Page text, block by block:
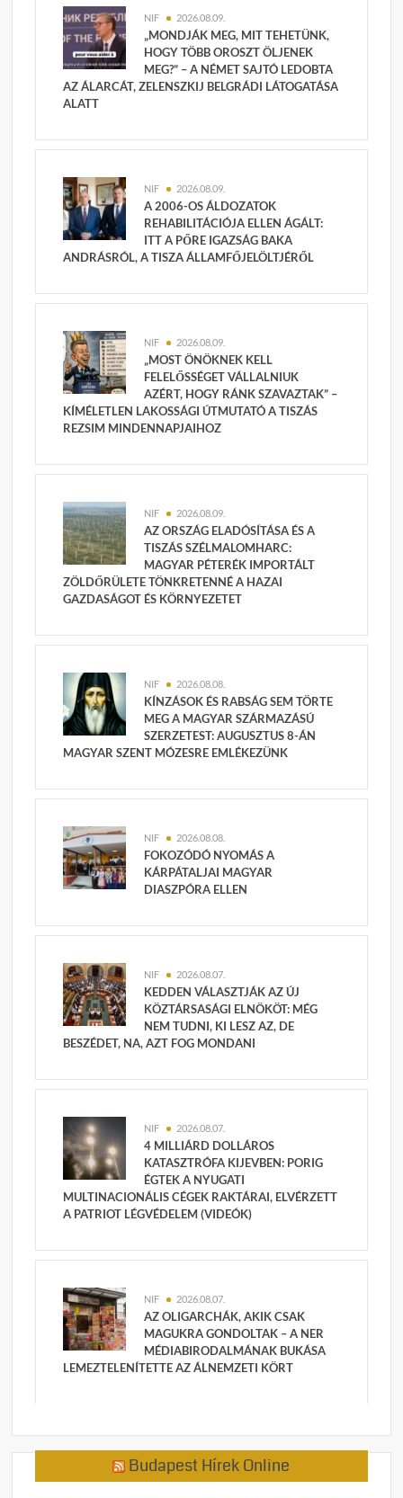
NIF 2026.08.09.
„MONDJÁK MEG, MIT TEHETÜNK,
HOGY TÖBB OROSZT ÖLJENEK
MEG?” – A NÉMET SAJTÓ LEDOBTA
AZ ÁLARCÁT, ZELENSZKIJ BELGRÁDI LÁTOGATÁSA
ALATT
NIF 2026.08.09.
A 2006-OS ÁLDOZATOK
REHABILITÁCIÓJA ELLEN ÁGÁLT:
ITT A PŐRE IGAZSÁG BAKA
ANDRÁSRÓL, A TISZA ÁLLAMFŐJELÖLTJÉRŐL
NIF 2026.08.09.
„MOST ÖNÖKNEK KELL
FELELŐSSÉGET VÁLLALNIUK
AZÉRT, HOGY RÁNK SZAVAZTAK” –
KÍMÉLETLEN LAKOSSÁGI ÚTMUTATÓ A TISZÁS
REZSIM MINDENNAPJAIHOZ
NIF 2026.08.09.
AZ ORSZÁG ELADÓSÍTÁSA ÉS A
TISZÁS SZÉLMALOMHARC:
MAGYAR PÉTERÉK IMPORTÁLT
ZÖLDŐRÜLETE TÖNKRETENNÉ A HAZAI
GAZDASÁGOT ÉS KÖRNYEZETET
NIF 2026.08.08.
KÍNZÁSOK ÉS RABSÁG SEM TÖRTE
MEG A MAGYAR SZÁRMAZÁSÚ
SZERZETEST: AUGUSZTUS 8-ÁN
MAGYAR SZENT MÓZESRE EMLÉKEZÜNK
NIF 2026.08.08.
FOKOZÓDÓ NYOMÁS A
KÁRPÁTALJAI MAGYAR
DIASZPÓRA ELLEN
NIF 2026.08.07.
KEDDEN VÁLASZTJÁK AZ ÚJ
KÖZTÁRSASÁGI ELNÖKÖT: MÉG
NEM TUDNI, KI LESZ AZ, DE
BESZÉDET, NA, AZT FOG MONDANI
NIF 2026.08.07.
4 MILLIÁRD DOLLÁROS
KATASZTRÓFA KIJEVBEN: PORIG
ÉGTEK A NYUGATI
MULTINACIONÁLIS CÉGEK RAKTÁRAI, ELVÉRZETT
A PATRIOT LÉGVÉDELEM (VIDEÓK)
NIF 2026.08.07.
AZ OLIGARCHÁK, AKIK CSAK
MAGUKRA GONDOLTAK – A NER
MÉDIABIRODALMÁNAK BUKÁSA
LEMEZTELENÍTETTE AZ ÁLNEMZETI KÖRT
Budapest Hírek Online